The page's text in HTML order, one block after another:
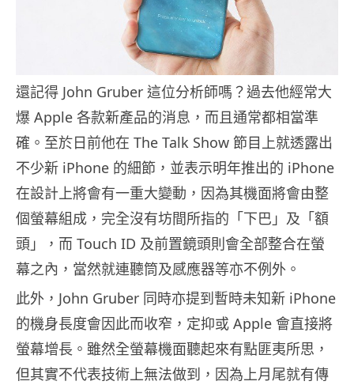
還記得 John Gruber 這位分析師嗎？過去他經常大
爆 Apple 各款新產品的消息，而且通常都相當準
確。至於日前他在 The Talk Show 節目上就透露出
不少新 iPhone 的細節，並表示明年推出的 iPhone
在設計上將會有一重大變動，因為其機面將會由整
個螢幕組成，完全沒有坊間所指的「下巴」及「額
頭」，而 Touch ID 及前置鏡頭則會全部整合在螢
幕之內，當然就連聽筒及感應器等亦不例外。
此外，John Gruber 同時亦提到暫時未知新 iPhone
的機身長度會因此而收窄，定抑或 Apple 會直接將
螢幕增長。雖然全螢幕機面聽起來有點匪夷所思，
但其實不代表技術上無法做到，因為上月尾就有傳